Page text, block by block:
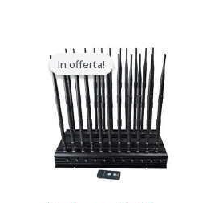
In offerta!
In offerta!
prezzo
originale
era:
$1,519.00.
prezzo
attuale
è:
$789.88.